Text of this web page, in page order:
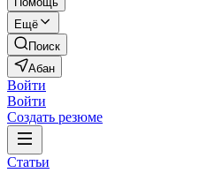
Ещё
Поиск
Абан
Войти
Войти
Создать резюме
Статьи